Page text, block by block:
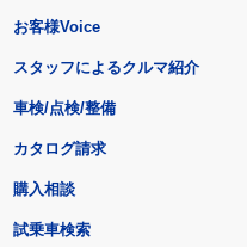
お客様Voice
スタッフによるクルマ紹介
車検/点検/整備
カタログ請求
購入相談
試乗車検索